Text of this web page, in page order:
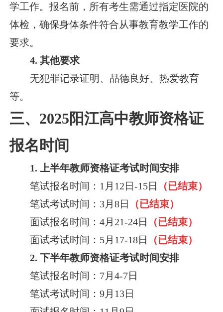
学工作。报名前，所有考生需通过指定医院的
体检，确保身体条件符合从事教育教学工作的
要求。
4. 其他要求
无犯罪记录证明、品德良好、热爱教育
等。
三、2025阳江高中教师资格证
报名时间
1. 上半年教师资格证考试时间安排
笔试报名时间：1月12日-15日
（已结束）
笔试考试时间：3月8日
（已结束）
面试报名时间：4月21-24日
（已结束）
面试考试时间：5月17-18日
（已结束）
2. 下半年教师资格证考试时间安排
笔试报名时间：7月4-7日
笔试考试时间：9月13日